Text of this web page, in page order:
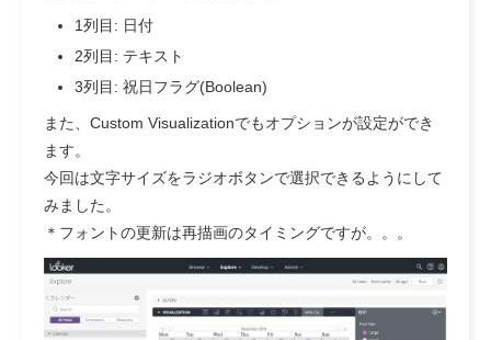
1列目: 日付
2列目: テキスト
3列目: 祝日フラグ(Boolean)
また、Custom Visualizationでもオプションが設定ができ
ます。
今回は文字サイズをラジオボタンで選択できるようにして
みました。
＊フォントの更新は再描画のタイミングですが。。。